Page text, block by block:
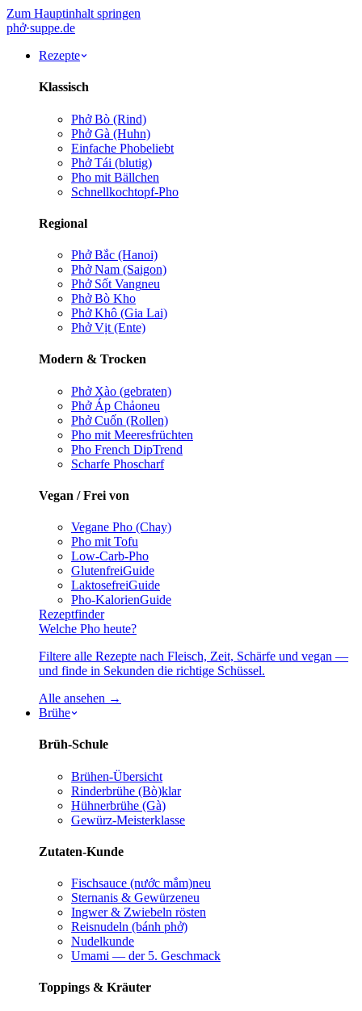
Zum Hauptinhalt springen
phở·suppe.de
Rezepte
Klassisch
Phở Bò (Rind)
Phở Gà (Huhn)
Einfache Phobeliebt
Phở Tái (blutig)
Pho mit Bällchen
Schnellkochtopf-Pho
Regional
Phở Bắc (Hanoi)
Phở Nam (Saigon)
Phở Sốt Vangneu
Phở Bò Kho
Phở Khô (Gia Lai)
Phở Vịt (Ente)
Modern & Trocken
Phở Xào (gebraten)
Phở Áp Chảoneu
Phở Cuốn (Rollen)
Pho mit Meeresfrüchten
Pho French DipTrend
Scharfe Phoscharf
Vegan / Frei von
Vegane Pho (Chay)
Pho mit Tofu
Low-Carb-Pho
GlutenfreiGuide
LaktosefreiGuide
Pho-KalorienGuide
Rezeptfinder
Welche Pho heute?
Filtere alle Rezepte nach Fleisch, Zeit, Schärfe und vegan —
und finde in Sekunden die richtige Schüssel.
Alle ansehen →
Brühe
Brüh-Schule
Brühen-Übersicht
Rinderbrühe (Bò)klar
Hühnerbrühe (Gà)
Gewürz-Meisterklasse
Zutaten-Kunde
Fischsauce (nước mắm)neu
Sternanis & Gewürzeneu
Ingwer & Zwiebeln rösten
Reisnudeln (bánh phở)
Nudelkunde
Umami — der 5. Geschmack
Toppings & Kräuter